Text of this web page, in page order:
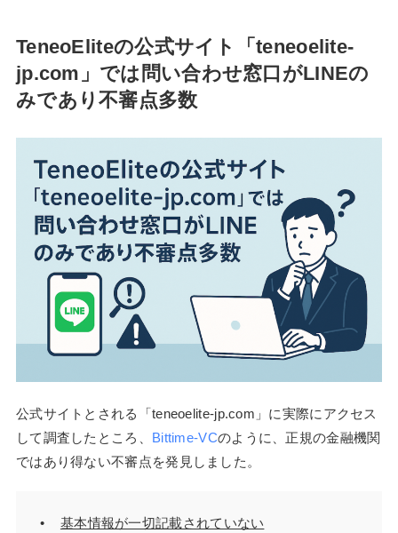
TeneoEliteの公式サイト「teneoelite-
jp.com」では問い合わせ窓口がLINEの
みであり不審点多数
公式サイトとされる「teneoelite-jp.com」に実際にアクセス
して調査したところ、 Bittime-VCのように、正規の金融機関
ではあり得ない不審点を発見しました。
基本情報が一切記載されていない